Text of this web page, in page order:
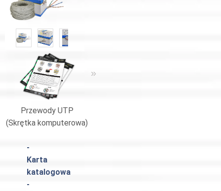
Przewody UTP
(Skrętka komputerowa)
»
-
Karta
katalogowa
-